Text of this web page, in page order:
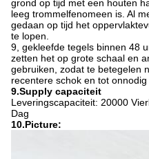
grond op tijd met een houten
leeg trommelfenomeen is. Al
gedaan op tijd het
te lopen.
9, gekleefde tegels binnen 48
zetten het op grote schaal en
gebruiken, zodat te betegelen
recentere schok en tot
9.Supply capaciteit
Leveringscapaciteit: 20000
Dag
10.Picture: